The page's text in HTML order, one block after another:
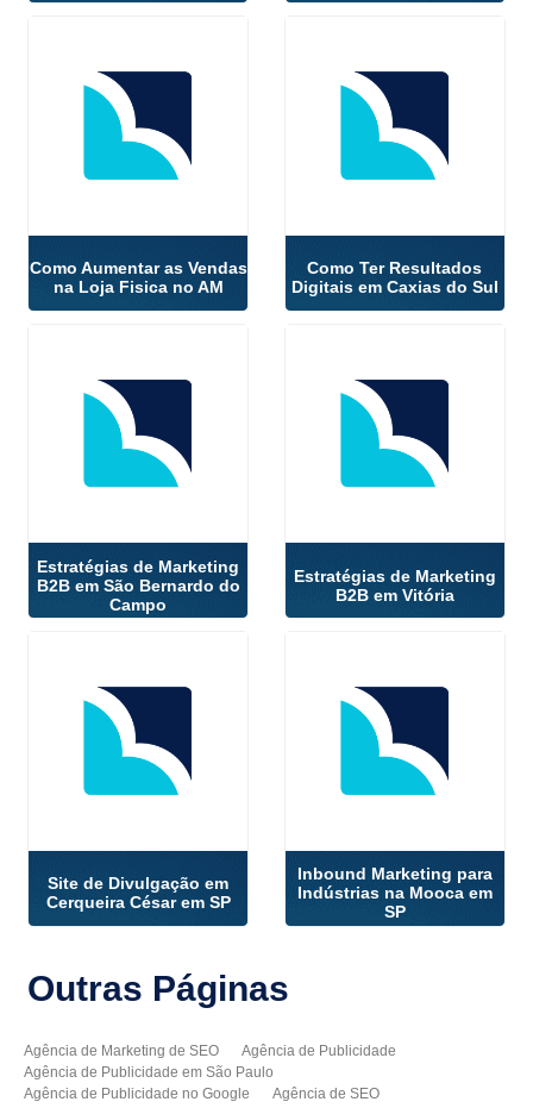
Como Aumentar as Vendas
na Loja Fisica no AM
Como Ter Resultados
Digitais em Caxias do Sul
Estratégias de Marketing
B2B em São Bernardo do
Campo
Estratégias de Marketing
B2B em Vitória
Site de Divulgação em
Cerqueira César em SP
Inbound Marketing para
Indústrias na Mooca em
SP
Outras Páginas
Agência de Marketing de SEO
Agência de Publicidade
Agência de Publicidade em São Paulo
Agência de Publicidade no Google
Agência de SEO